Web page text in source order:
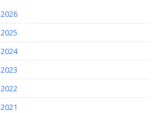
2026
2025
2024
2023
2022
2021